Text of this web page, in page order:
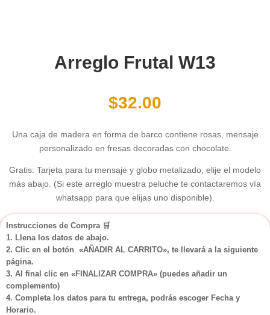
Arreglo Frutal W13
$32.00
Una caja de madera en forma de barco contiene rosas, mensaje
personalizado en fresas decoradas con chocolate.
Gratis: Tarjeta para tu mensaje y globo metalizado, elije el modelo
más abajo. (Si este arreglo muestra peluche te contactaremos vía
whatsapp para que elijas uno disponible).
Instrucciones de Compra 🛒
1. Llena los datos de abajo.
2. Clic en el botón «AÑADIR AL CARRITO», te llevará a la siguiente
página.
3. Al final clic en «FINALIZAR COMPRA» (puedes añadir un
complemento)
4. Completa los datos para tu entrega, podrás escoger Fecha y
Horario.